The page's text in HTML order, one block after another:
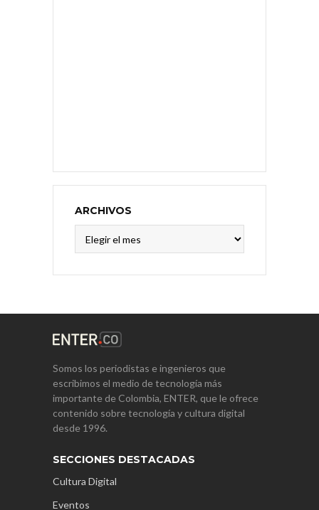
ARCHIVOS
Somos los periodistas e ingenieros que
escribimos el medio de tecnología más
importante de Colombia, ENTER, que le ofrece
contenido sobre tecnología y cultura digital
desde 1996.
SECCIONES DESTACADAS
Cultura Digital
Eventos